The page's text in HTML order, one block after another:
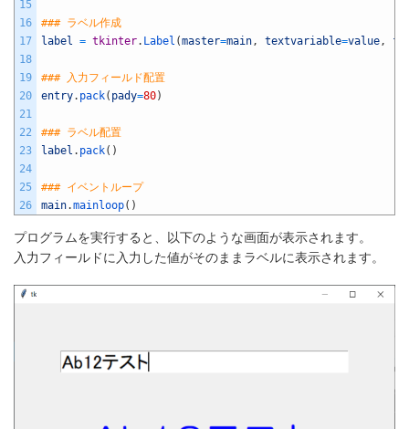
15
16
17
18
19
20
21
22
23
24
25
26
### ラベル作成
label = tkinter. Label (master=main, textvariable=value,
### 入力フィールド配置
entry. pack( pady=80)
### ラベル配置
label . pack( )
### イベントループ
main.mainloop( )
プログラムを実行すると、以下のような画面が表示されます。
入力フィールドに入力した値がそのままラベルに表示されます。